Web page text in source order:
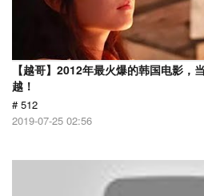
【越哥】2012年最火爆的韩国电影，
越！
# 512
2019-07-25 02:56